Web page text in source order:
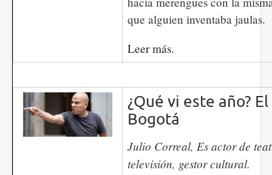
que alguien inventaba jaulas.
Leer más.
¿Qué vi este año?
Bogotá
Julio Correal, Es actor de
televisión, gestor cultural.